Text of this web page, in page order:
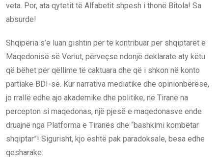
veta. Por, ata qytetit të Alfabetit shpesh i thonë Bitola! Sa
absurde!
Shqipëria s’e luan gishtin për të kontribuar për shqiptarët e
Maqedonisë së Veriut, përveçse ndonjë deklarate aty këtu
që bëhet për qëllime të caktuara dhe që i shkon në konto
partiake BDI-së. Kur narrativa mediatike dhe opinionbërëse,
jo rrallë edhe ajo akademike dhe politike, në Tiranë na
percepton si maqedonas, një pjesë e maqedonasve ende
druajnë nga Platforma e Tiranës dhe “bashkimi kombëtar
shqiptar”! Sigurisht, kjo është pak paradoksale, besa edhe
qesharake.